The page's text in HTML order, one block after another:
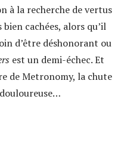
à la recherche de vertus
cachées, alors qu’il
d’être déshonorant ou
est un demi-échec. Et
de Metronomy, la chute